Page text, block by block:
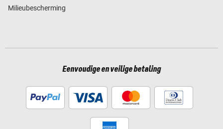
Milieubescherming
Eenvoudige en veilige betaling